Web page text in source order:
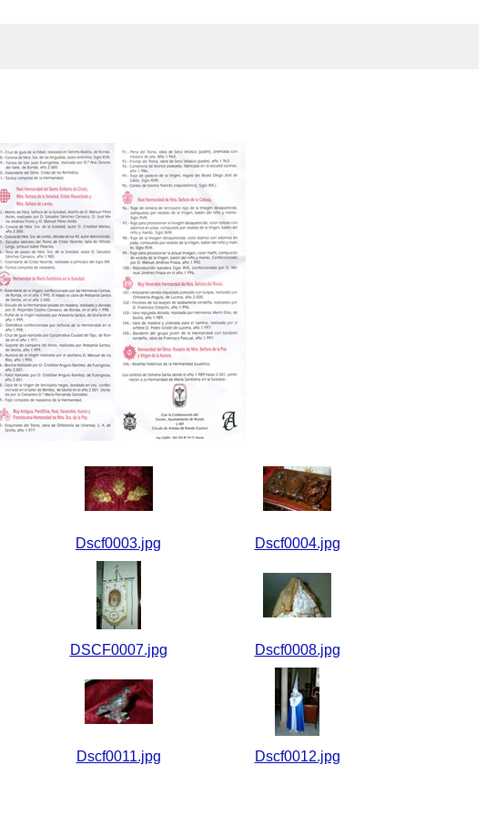
Dscf0003.jpg Dscf0004.jpg
DSCF0007.jpg Dscf0008.jpg
Dscf0011.jpg Dscf0012.jpg